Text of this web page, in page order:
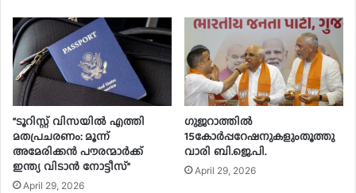
“ടൂറിസ്റ്റ് വിസയിൽ എത്തി
മതപ്രചരണം: മൂന്ന്
അമേരിക്കൻ പൗരന്മാർക്ക്
ഇന്ത്യ വിടാൻ നോട്ടീസ്”
April 29, 2026
ഗുജറാത്തില്‍
15കോര്‍പ്പറേഷനുകളുംതൂത്തു
വാരി ബി.ജെ.പി.
April 29, 2026